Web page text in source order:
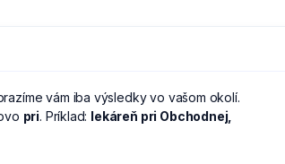
vám iba výsledky vo vašom okolí.
pri. Príklad: lekáreň pri Obchodnej,